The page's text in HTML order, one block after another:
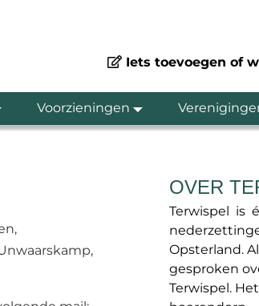
Iets toevoegen of
Voorzieningen
OVER
Terwispel is
Opsterland.
gesproken
Terwispel.